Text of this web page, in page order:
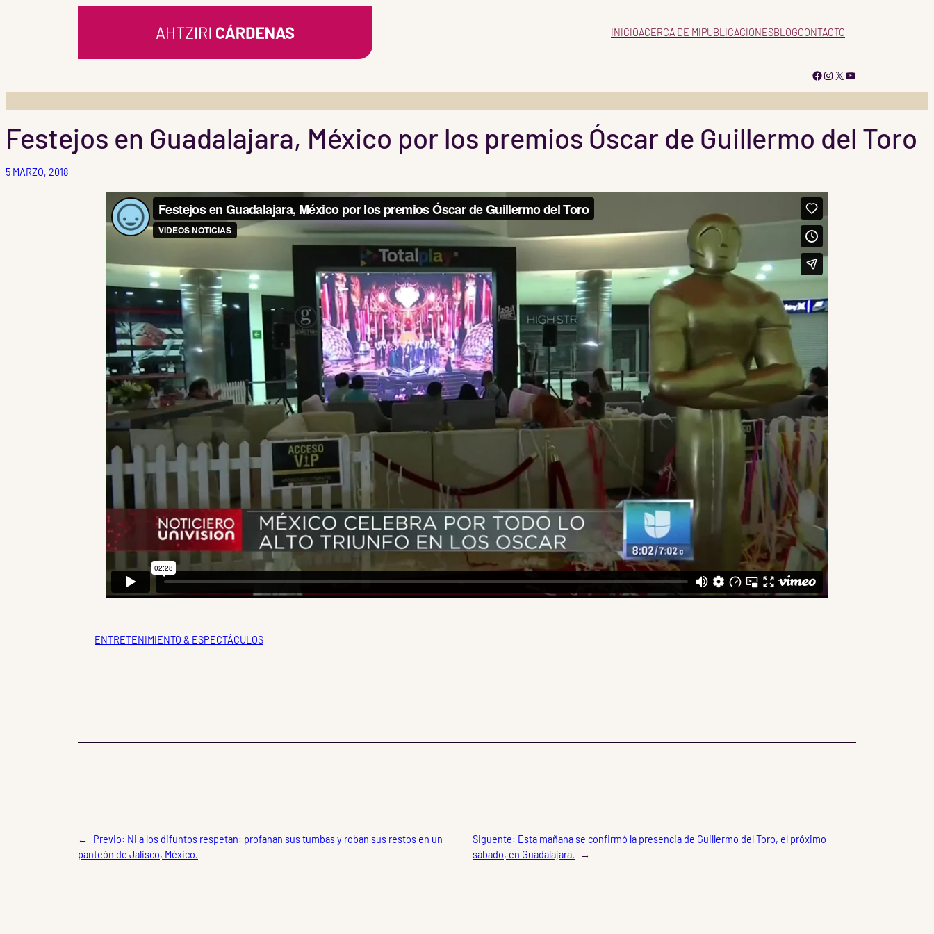
INICIOACERCA DE MIPUBLICACIONESBLOGCONTACTO
Facebook
Instagram
X YouTube
Festejos en Guadalajara, México por los premios Óscar de Guillermo del Toro
5 MARZO, 2018
ENTRETENIMIENTO & ESPECTÁCULOS
← Previo: Ni a los difuntos respetan: profanan sus tumbas y roban sus restos en un
panteón de Jalisco, México.
Siguente: Esta mañana se confirmó la presencia de Guillermo del Toro, el próximo
sábado, en Guadalajara.
→